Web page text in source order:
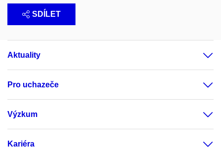
SDÍLET
Aktuality
Pro uchazeče
Výzkum
Kariéra